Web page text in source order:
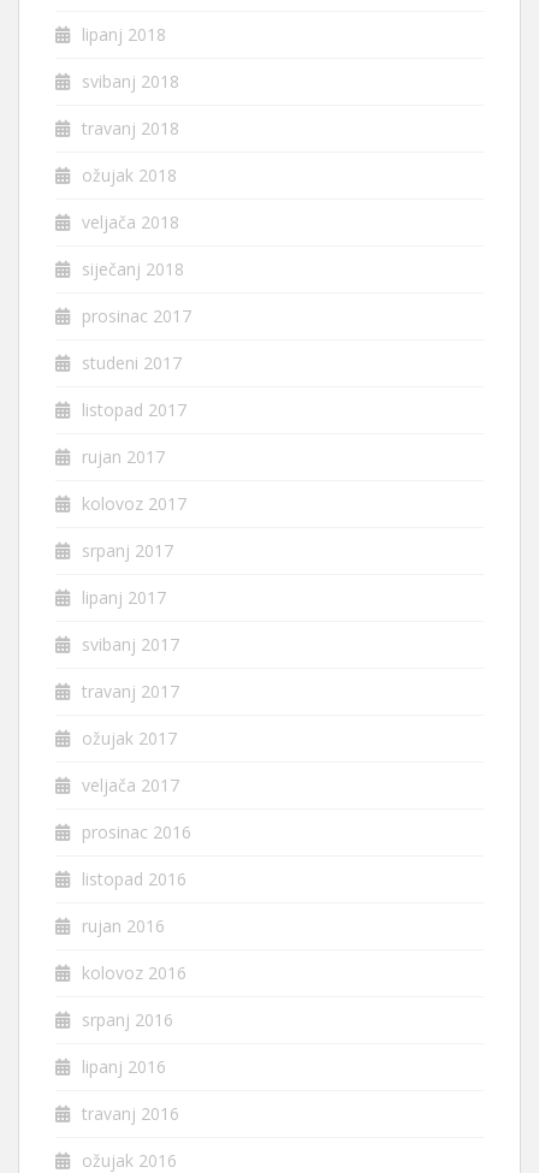
lipanj 2018
svibanj 2018
travanj 2018
ožujak 2018
veljača 2018
siječanj 2018
prosinac 2017
studeni 2017
listopad 2017
rujan 2017
kolovoz 2017
srpanj 2017
lipanj 2017
svibanj 2017
travanj 2017
ožujak 2017
veljača 2017
prosinac 2016
listopad 2016
rujan 2016
kolovoz 2016
srpanj 2016
lipanj 2016
travanj 2016
ožujak 2016